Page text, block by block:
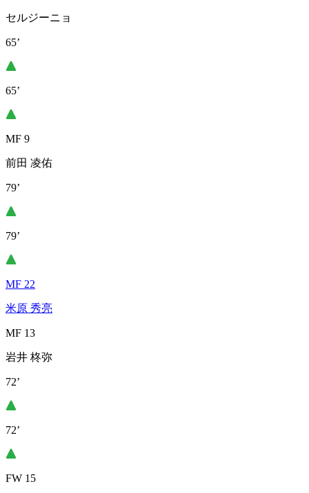
セルジーニョ
65’
65’
MF 9
前田 凌佑
79’
79’
MF 22
米原 秀亮
MF 13
岩井 柊弥
72’
72’
FW 15